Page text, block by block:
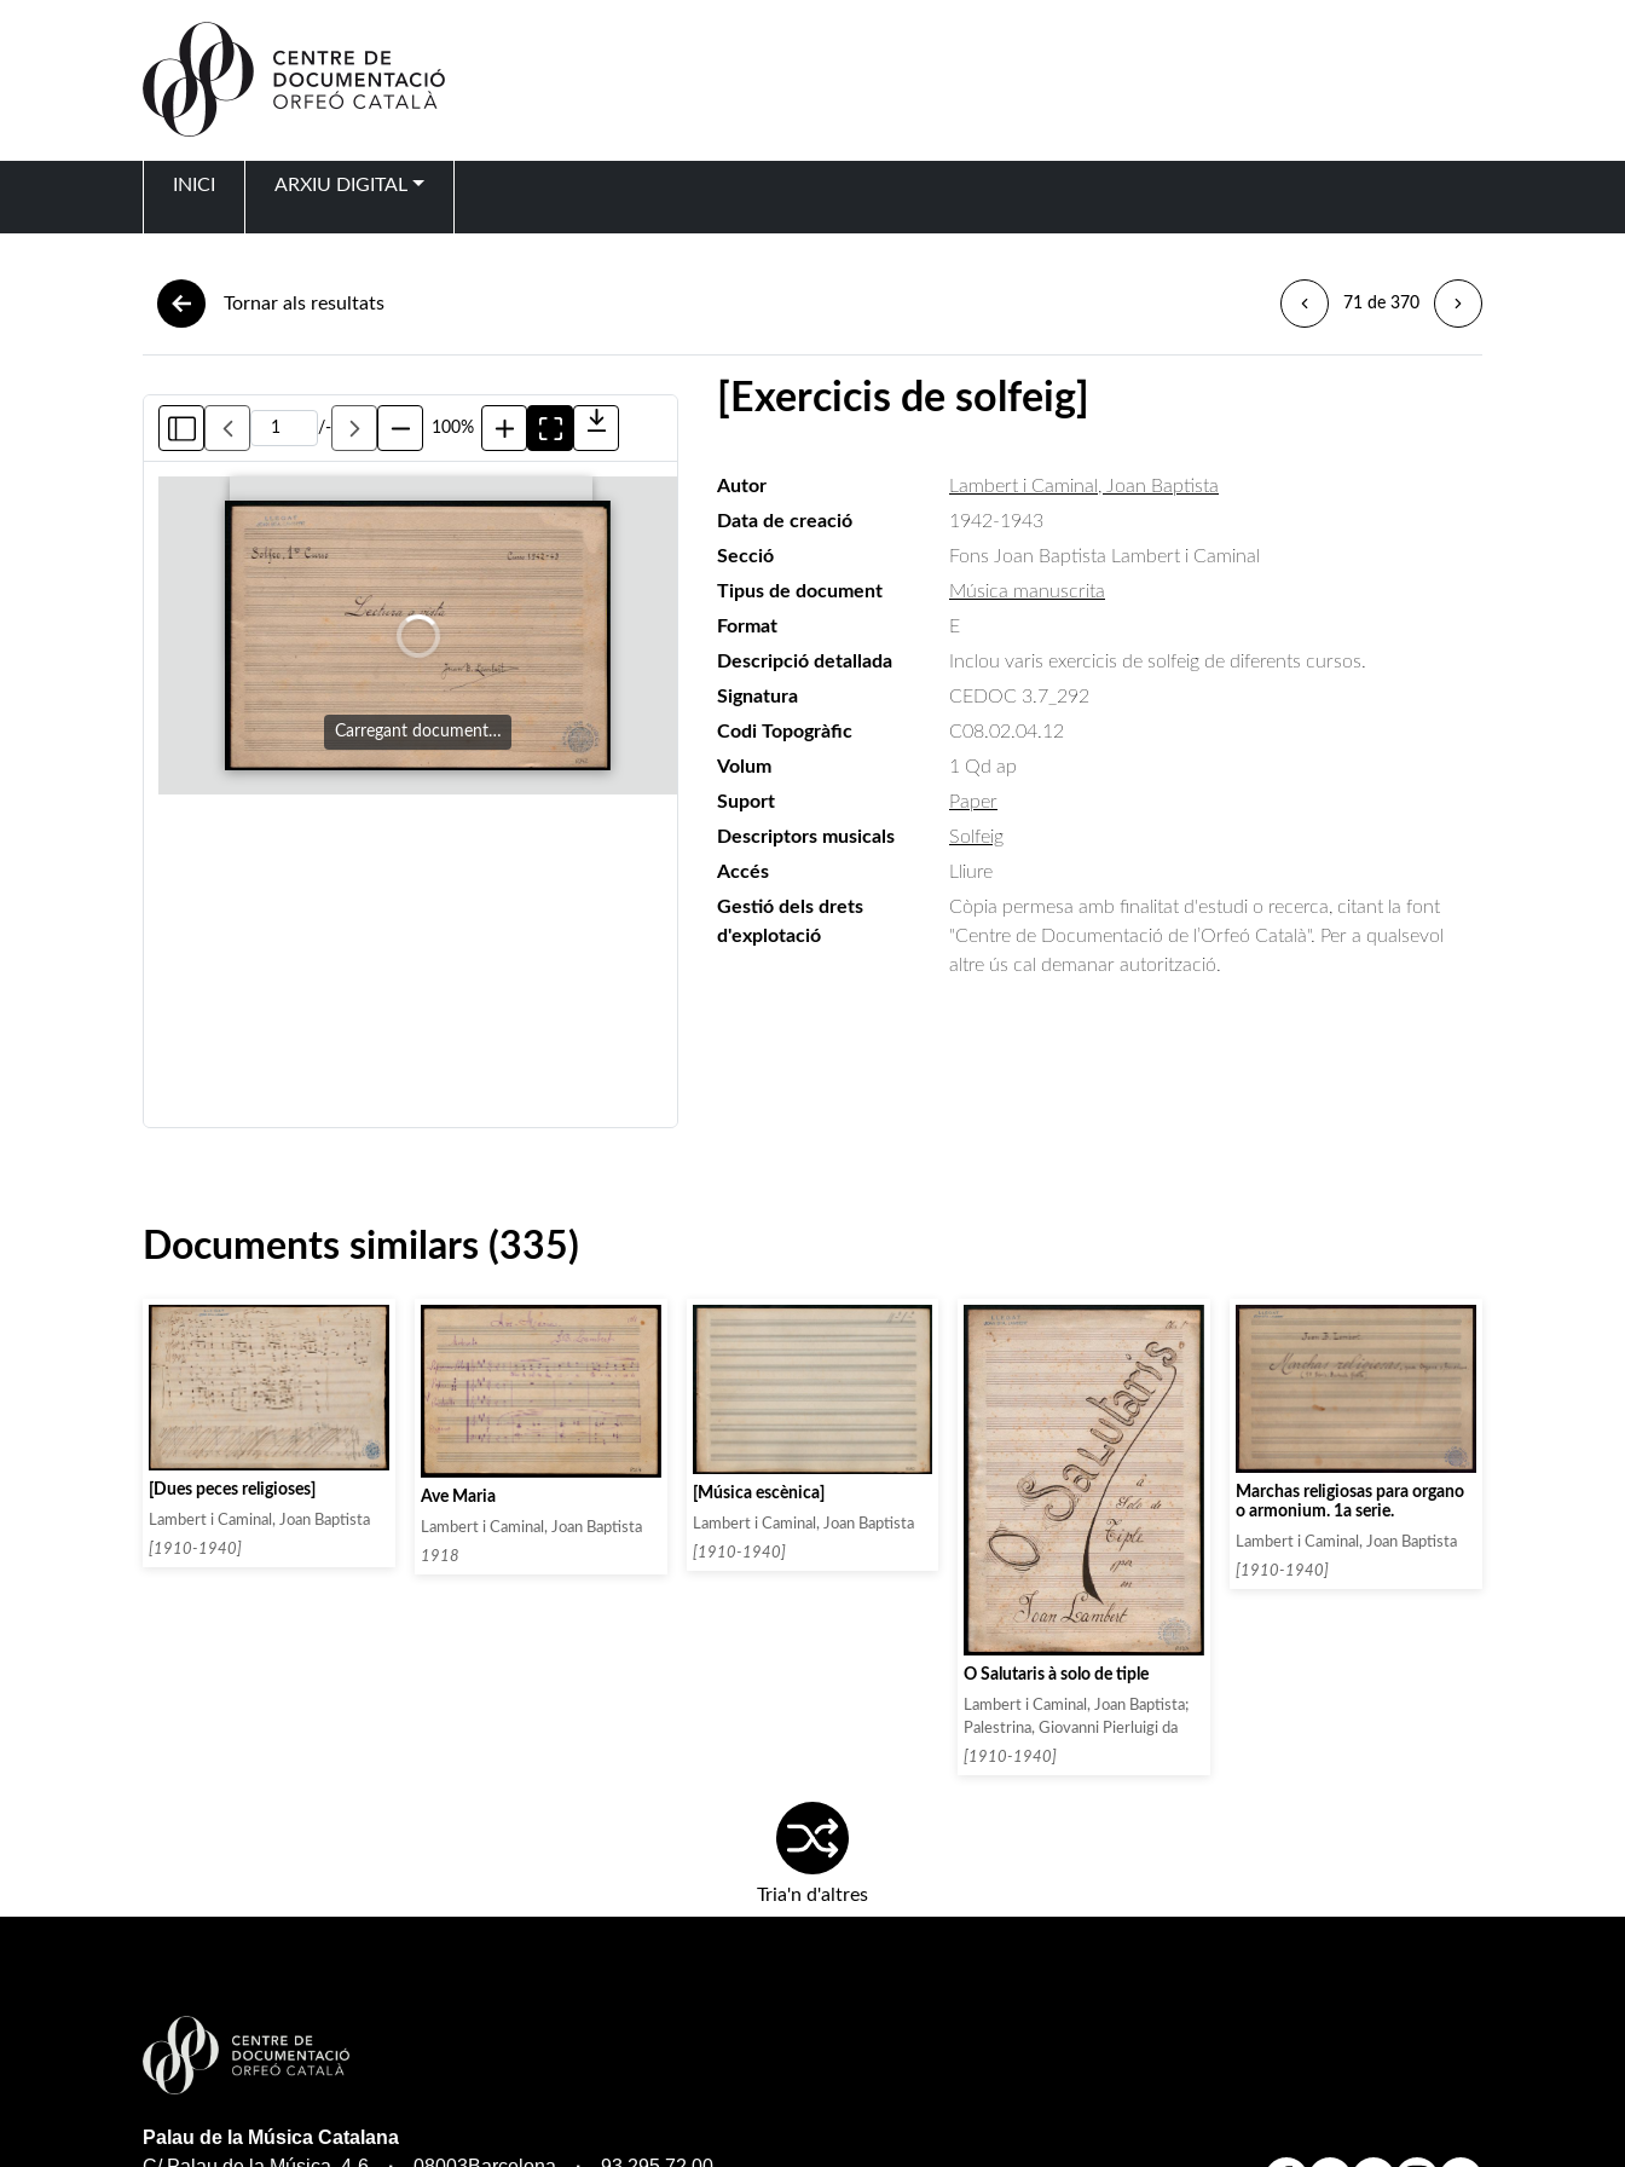
INICI ARXIU DIGITAL
Tornar als resultats 71 de 370
/- 100%
Carregant document…
[Exercicis de solfeig]
Autor
Lambert i Caminal, Joan Baptista
Data de creació
1942-1943
Secció
Fons Joan Baptista Lambert i Caminal
Tipus de document
Música manuscrita
Format
E
Descripció detallada
Inclou varis exercicis de solfeig de diferents cursos.
Signatura
CEDOC 3.7_292
Codi Topogràfic
C08.02.04.12
Volum
1 Qd ap
Suport
Paper
Descriptors musicals
Solfeig
Accés
Lliure
Gestió dels drets
d'explotació
Còpia permesa amb finalitat d'estudi o recerca, citant la font
"Centre de Documentació de l’Orfeó Català". Per a qualsevol
altre ús cal demanar autorització.
Documents similars (335)
[Dues peces religioses]
Lambert i Caminal, Joan Baptista
[1910-1940]
Ave Maria
Lambert i Caminal, Joan Baptista
1918
[Música escènica]
Lambert i Caminal, Joan Baptista
[1910-1940]
O Salutaris à solo de tiple
Lambert i Caminal, Joan Baptista;
Palestrina, Giovanni Pierluigi da
[1910-1940]
Marchas religiosas para organo
o armonium. 1a serie.
Lambert i Caminal, Joan Baptista
[1910-1940]
Tria'n d'altres
Palau de la Música Catalana